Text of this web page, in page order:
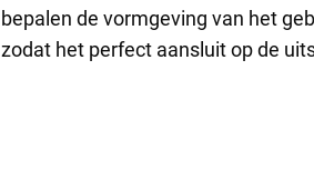
bepalen de vormgeving van het
zodat het perfect aansluit op de